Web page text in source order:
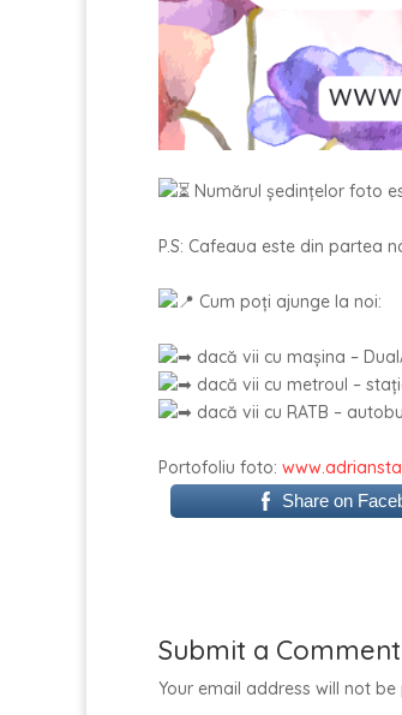
Numărul ședințelor foto
P.S: Cafeaua este din partea
Cum poți ajunge la noi:
dacă vii cu mașina –
dacă vii cu metroul –
dacă vii cu RATB –
Portofoliu foto:
Share on
Submit a Comment
Your email address will not be